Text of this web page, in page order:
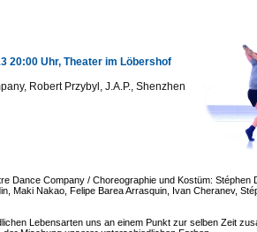
20:00 Uhr, Theater im Löbershof
Robert Przybyl, J.A.P., Shenzhen
Dance Company / Choreographie und Kostüm: Stéphen
Maki Nakao, Felipe Barea Arrasquin, Ivan Cheranev,
Lebensarten uns an einem Punkt zur selben Zeit